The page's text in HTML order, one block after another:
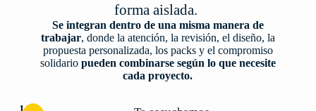
forma aislada.
Se integran dentro de una misma manera de
trabajar, donde la atención, la revisión, el diseño, la
propuesta personalizada, los packs y el compromiso
solidario pueden combinarse según lo que necesite
cada proyecto.
1